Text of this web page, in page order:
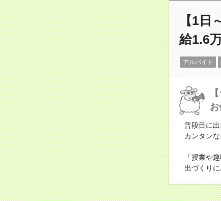
【1
給1.6
アルバイト
普段目に
カンタン
「授業や
出づくり